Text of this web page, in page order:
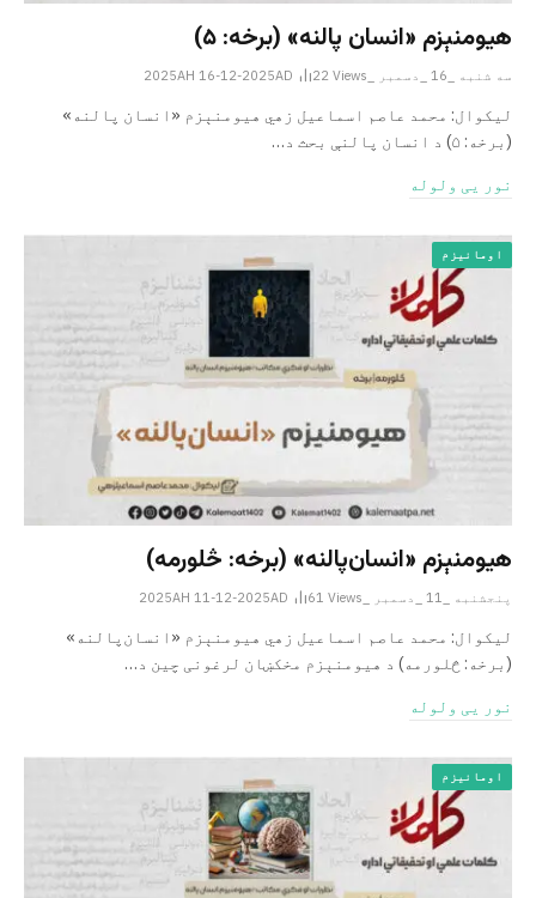
هیومنېزم «انسان ‌پالنه» (برخه: ۵)
سه شنبه _16 _دسمبر _2025AH 16-12-2025AD 22 Views
لیکوال: محمد عاصم اسماعیل ‌زهي هیومنېزم «انسان ‌پالنه»
(برخه: ۵) د انسان‌ پالنې بحث د…
نور یی ولوله
اومانیزم
هيومنېزم «انسان‌پالنه» (برخه: څلورمه)
پنجشنبه _11 _دسمبر _2025AH 11-12-2025AD 61 Views
لیکوال: محمد عاصم اسماعیل زهي هيومنېزم «انسان‌پالنه»
(برخه: څلورمه) د هیومنېزم مخکښان لرغونی چین د…
نور یی ولوله
اومانیزم